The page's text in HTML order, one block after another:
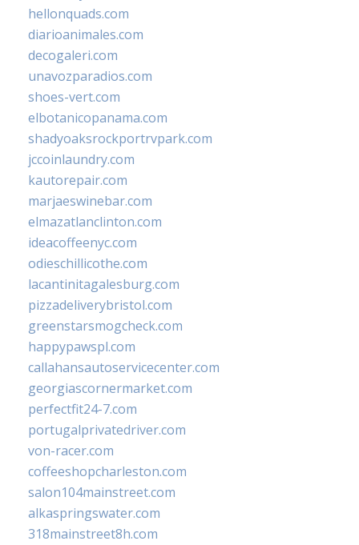
hellonquads.com
diarioanimales.com
decogaleri.com
unavozparadios.com
shoes-vert.com
elbotanicopanama.com
shadyoaksrockportrvpark.com
jccoinlaundry.com
kautorepair.com
marjaeswinebar.com
elmazatlanclinton.com
ideacoffeenyc.com
odieschillicothe.com
lacantinitagalesburg.com
pizzadeliverybristol.com
greenstarsmogcheck.com
happypawspl.com
callahansautoservicecenter.com
georgiascornermarket.com
perfectfit24-7.com
portugalprivatedriver.com
von-racer.com
coffeeshopcharleston.com
salon104mainstreet.com
alkaspringswater.com
318mainstreet8h.com